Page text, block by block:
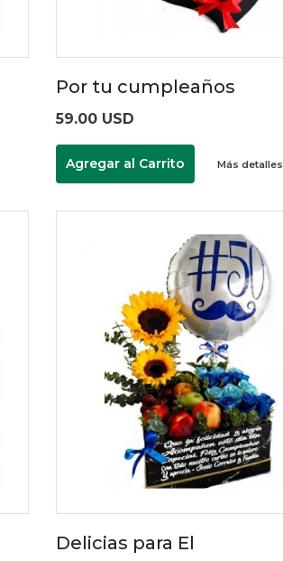
Por tu cumpleaños
59.00 USD
Agregar al Carrito Más detalles
Delicias para El